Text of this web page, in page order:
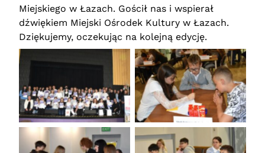
Miejskiego w Łazach. Gościł nas i wspierał
dźwiękiem Miejski Ośrodek Kultury w Łazach.
Dziękujemy, oczekując na kolejną edycję.
Brak podpisu Brak podpisu